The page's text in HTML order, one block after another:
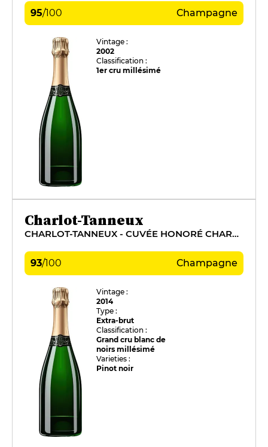
95/100 Champagne
Vintage :
2002
Classification :
1er cru millésimé
Charlot-Tanneux
CHARLOT-TANNEUX - CUVÉE HONORÉ CHARLOT
93/100 Champagne
Vintage :
2014
Type :
Extra-brut
Classification :
Grand cru blanc de
noirs millésimé
Varieties :
Pinot noir